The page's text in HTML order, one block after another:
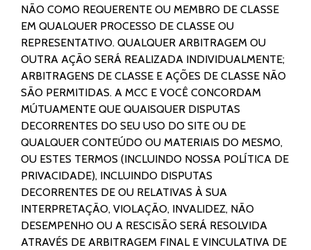
NÃO COMO REQUERENTE OU MEMBRO DE CLASSE
EM QUALQUER PROCESSO DE CLASSE OU
REPRESENTATIVO. QUALQUER ARBITRAGEM OU
OUTRA AÇÃO SERÁ REALIZADA INDIVIDUALMENTE;
ARBITRAGENS DE CLASSE E AÇÕES DE CLASSE NÃO
SÃO PERMITIDAS. A MCC E VOCÊ CONCORDAM
MÚTUAMENTE QUE QUAISQUER DISPUTAS
DECORRENTES DO SEU USO DO SITE OU DE
QUALQUER CONTEÚDO OU MATERIAIS DO MESMO,
OU ESTES TERMOS (INCLUINDO NOSSA POLÍTICA DE
PRIVACIDADE), INCLUINDO DISPUTAS
DECORRENTES DE OU RELATIVAS À SUA
INTERPRETAÇÃO, VIOLAÇÃO, INVALIDEZ, NÃO
DESEMPENHO OU A RESCISÃO SERÁ RESOLVIDA
ATRAVÉS DE ARBITRAGEM FINAL E VINCULATIVA DE